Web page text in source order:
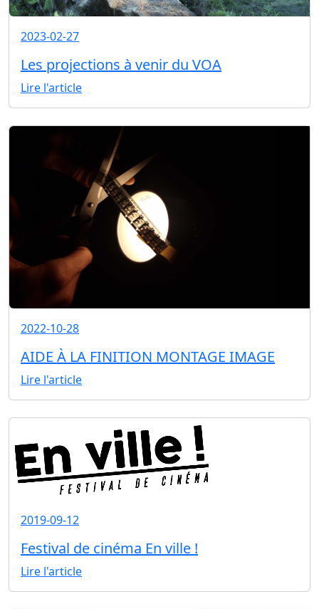
2023-02-27
Les projections à venir du VOA
Lire l'article
2022-10-28
AIDE À LA FINITION MONTAGE IMAGE
Lire l'article
2019-09-12
Festival de cinéma En ville !
Lire l'article